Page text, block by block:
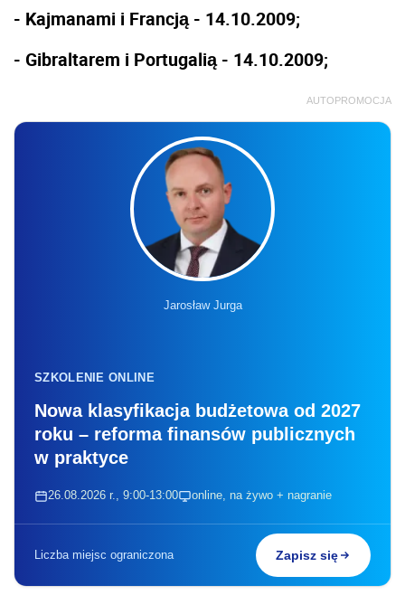
- Kajmanami i Francją - 14.10.2009;
- Gibraltarem i Portugalią - 14.10.2009;
AUTOPROMOCJA
Jarosław Jurga
SZKOLENIE ONLINE
Nowa klasyfikacja budżetowa od 2027
roku – reforma finansów publicznych
w praktyce
26.08.2026 r., 9:00-13:00 online, na żywo + nagranie
Liczba miejsc ograniczona Zapisz się